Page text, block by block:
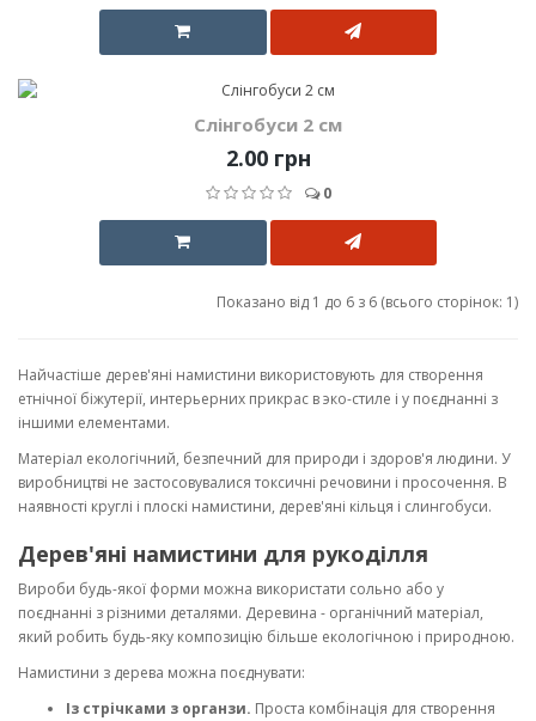
Слінгобуси 2 см
2.00 грн
0
Показано від 1 до 6 з 6 (всього сторінок: 1)
Найчастіше дерев'яні намистини використовують для створення
етнічної біжутерії, интерьерних прикрас в эко-стиле і у поєднанні з
іншими елементами.
Матеріал екологічний, безпечний для природи і здоров'я людини. У
виробництві не застосовувалися токсичні речовини і просочення. В
наявності круглі і плоскі намистини, дерев'яні кільця і слингобуси.
Дерев'яні намистини для рукоділля
Вироби будь-якої форми можна використати сольно або у
поєднанні з різними деталями. Деревина - органічний матеріал,
який робить будь-яку композицію більше екологічною і природною.
Намистини з дерева можна поєднувати:
Із стрічками з органзи. Проста комбінація для створення